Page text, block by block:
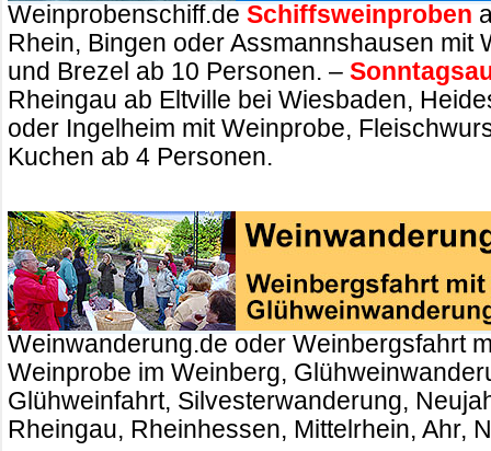
Weinprobenschiff.de Schiffsweinproben
Rhein, Bingen oder Assmannshausen mit
und Brezel ab 10 Personen. –
Rheingau ab Eltville bei Wiesbaden,
oder Ingelheim mit Weinprobe,
Kuchen ab 4 Personen.
Weinwanderung.de oder Weinbergsfahrt
Weinprobe im Weinberg,
Glühweinfahrt, Silvesterwanderung,
Rheingau, Rheinhessen, Mittelrhein, Ahr,